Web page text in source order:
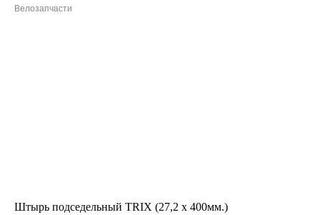
Велозапчасти
Штырь подседельный TRIX (27,2 х 400мм.)